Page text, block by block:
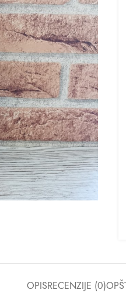
OPISRECENZIJE (0)